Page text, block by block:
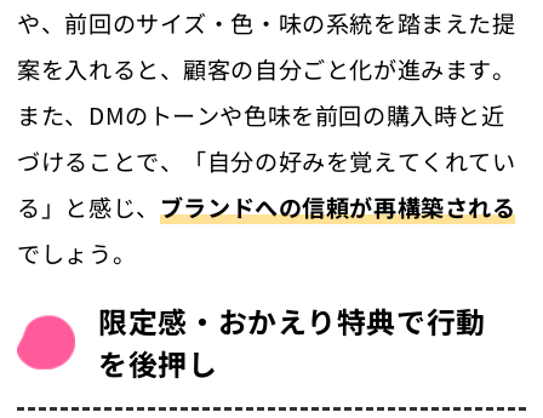
や、前回のサイズ・色・味の系統を踏まえた提
案を入れると、顧客の自分ごと化が進みます。
また、DMのトーンや色味を前回の購入時と近
づけることで、「自分の好みを覚えてくれてい
る」と感じ、 ブランドへの信頼が再構築される
でしょう。
限定感・おかえり特典で行動
を後押し